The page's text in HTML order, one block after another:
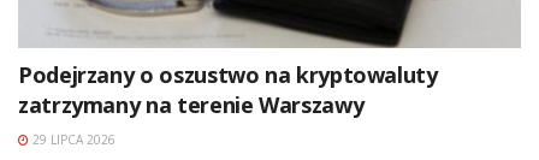
Podejrzany o oszustwo na kryptowaluty
zatrzymany na terenie Warszawy
29 LIPCA 2026